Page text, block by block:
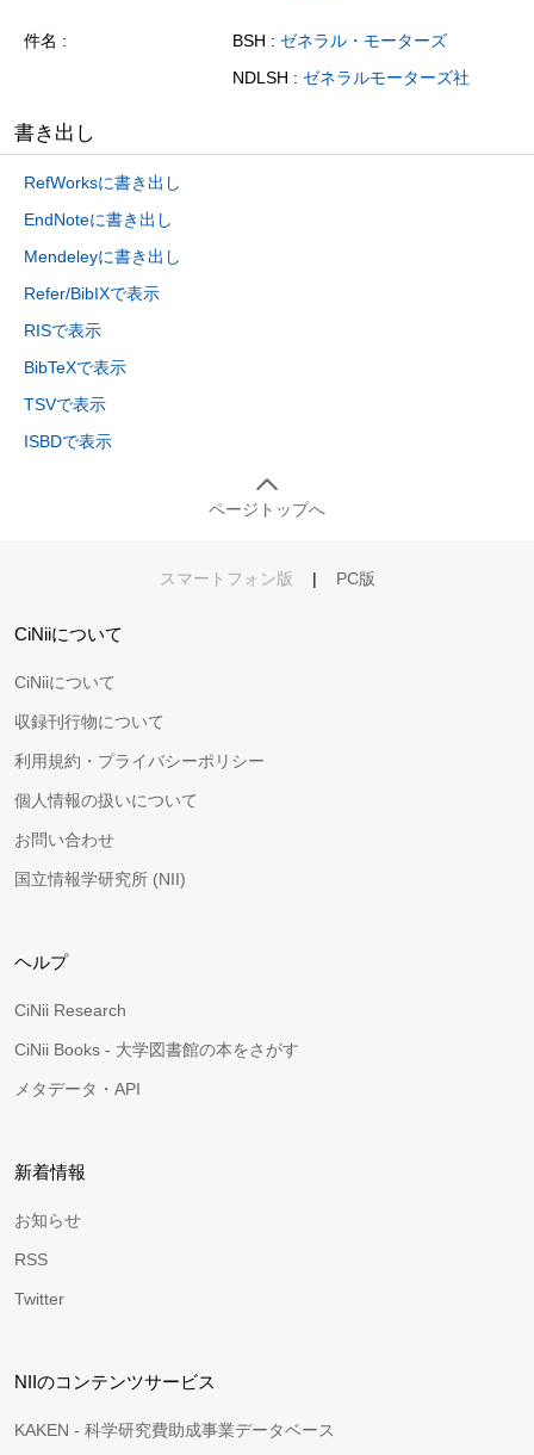
件名 BSH : ゼネラル・モーターズ
NDLSH : ゼネラルモーターズ社
書き出し
RefWorksに書き出し
EndNoteに書き出し
Mendeleyに書き出し
Refer/BibIXで表示
RISで表示
BibTeXで表示
TSVで表示
ISBDで表示
ページトップへ
スマートフォン版 | PC版
CiNiiについて
CiNiiについて
収録刊行物について
利用規約・プライバシーポリシー
個人情報の扱いについて
お問い合わせ
国立情報学研究所 (NII)
ヘルプ
CiNii Research
CiNii Books - 大学図書館の本をさがす
メタデータ・API
新着情報
お知らせ
RSS
Twitter
NIIのコンテンツサービス
KAKEN - 科学研究費助成事業データベース